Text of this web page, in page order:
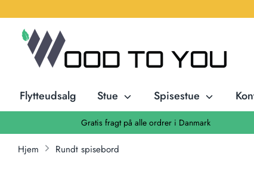
til
indhold
Flytteudsalg Stue Spisestue
Gratis fragt på alle ordrer i Danmark
Hjem Rundt spisebord